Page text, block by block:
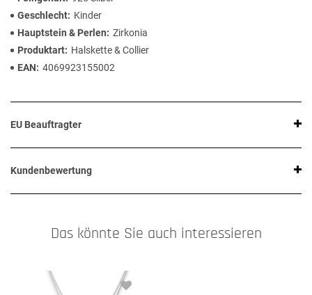
Geschlecht
Kinder
Hauptstein & Perlen
Zirkonia
Produktart
Halskette & Collier
EAN
4069923155002
EU Beauftragter
Kundenbewertung
Das könnte Sie auch interessieren